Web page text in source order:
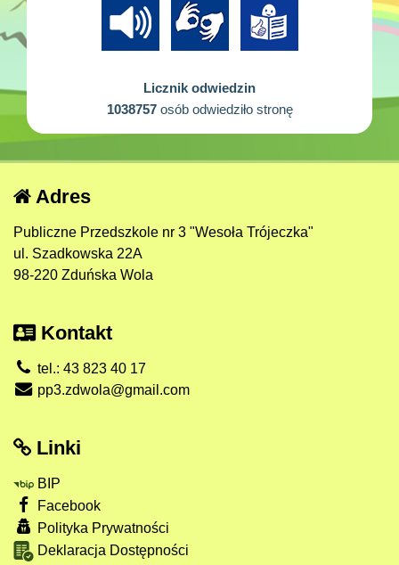
Licznik odwiedzin
1038757osób odwiedziło stronę
Adres
Publiczne Przedszkole nr 3 "Wesoła Trójeczka"
ul. Szadkowska 22A
98-220 Zduńska Wola
Kontakt
tel.: 43 823 40 17
pp3.zdwola@gmail.com
Linki
BIP
Facebook
Polityka Prywatności
Deklaracja Dostępności